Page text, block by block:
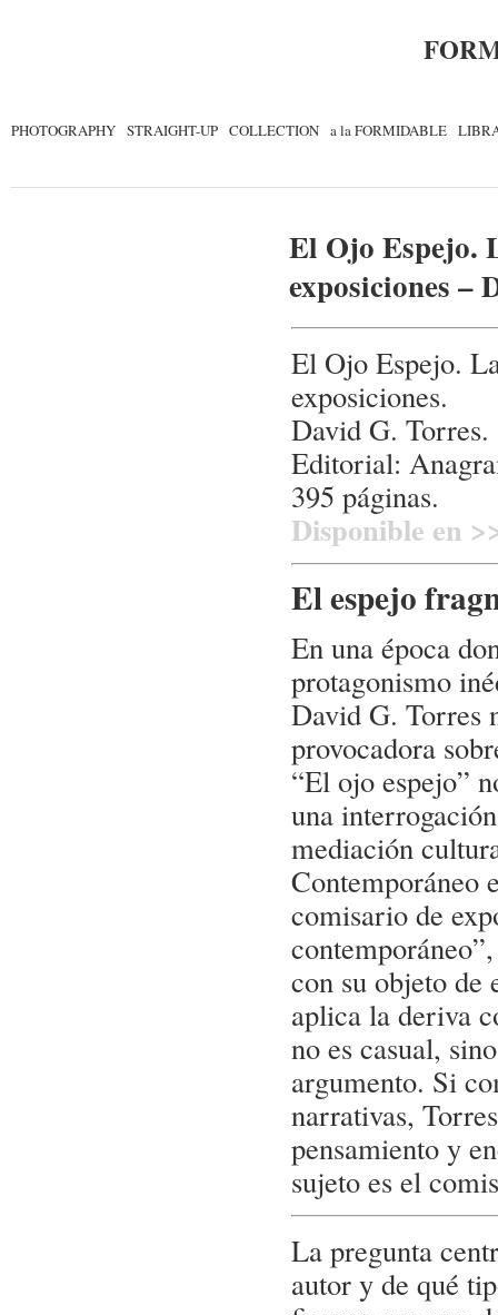
PHOTOGRAPHY STRAIGHT-UP COLLECTION a la FORMIDABLE
El Ojo Espejo.
exposiciones –
El Ojo Espejo.
exposiciones.
David G. Torres.
Editorial:
395 páginas.
Disponible en
El espejo
En una época
protagonismo
David G. Torres
provocadora
“El ojo espejo”
una
mediación
Contemporáneo
comisario de
con su objeto de
aplica la deriva
no es casual,
argumento. Si
narrativas,
pensamiento y
sujeto es el
La pregunta
autor y de qué